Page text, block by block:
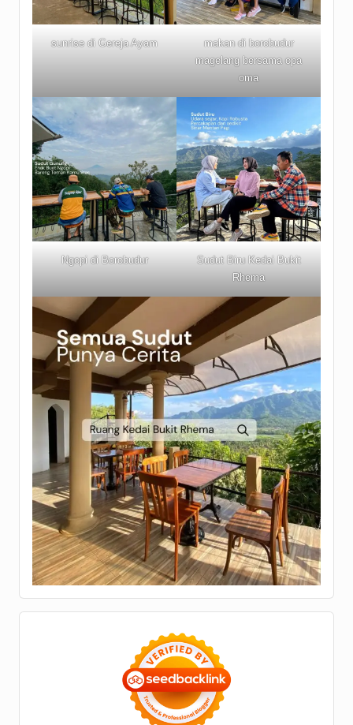
sunrise di Gereja Ayam
makan di borobudur
magelang bersama opa
oma
Ngopi di Borobudur
Sudut Biru Kedai Bukit
Rhema